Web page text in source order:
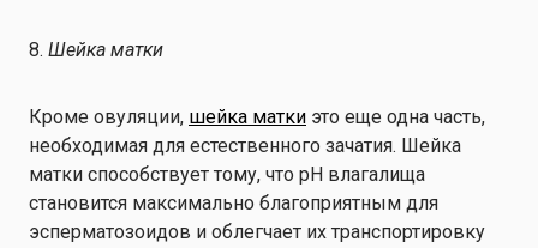
8. Шейка матки
Кроме овуляции, шейка матки это еще одна часть,
необходимая для естественного зачатия. Шейка
матки способствует тому, что рН влагалища
становится максимально благоприятным для
эсперматозоидов и облегчает их транспортировку